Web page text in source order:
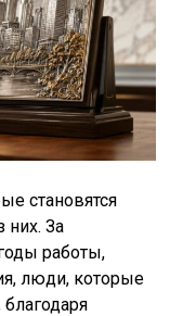
становятся
них. За
работы,
люди, которые